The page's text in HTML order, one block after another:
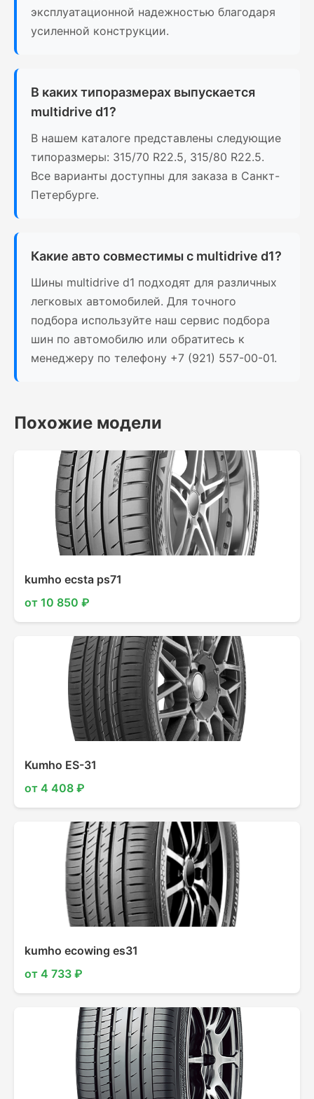
эксплуатационной надежностью благодаря
усиленной конструкции.
В каких типоразмерах выпускается
multidrive d1?
В нашем каталоге представлены следующие
типоразмеры: 315/70 R22.5, 315/80 R22.5.
Все варианты доступны для заказа в Санкт-
Петербурге.
Какие авто совместимы с multidrive d1?
Шины multidrive d1 подходят для различных
легковых автомобилей. Для точного
подбора используйте наш сервис подбора
шин по автомобилю или обратитесь к
менеджеру по телефону +7 (921) 557-00-01.
Похожие модели
kumho ecsta ps71
от 10 850 ₽
Kumho ES-31
от 4 408 ₽
kumho ecowing es31
от 4 733 ₽